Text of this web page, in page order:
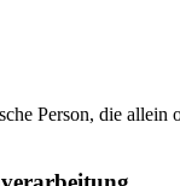
Person, die